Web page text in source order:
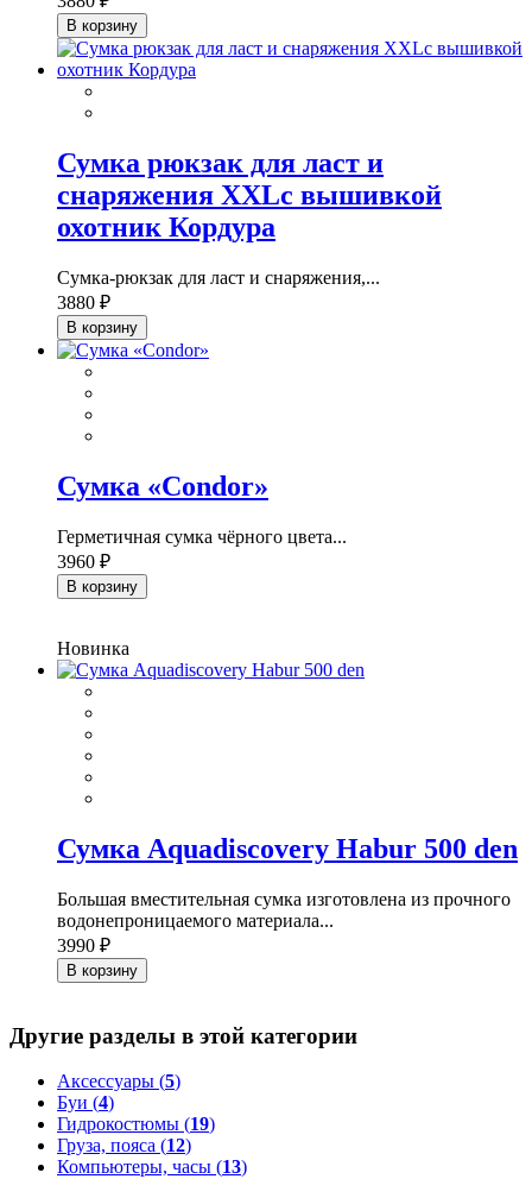
В корзину
Сумка рюкзак для ласт и
снаряжения ХXLс вышивкой
охотник Кордура
Сумка-рюкзак для ласт и снаряжения,...
3880 ₽
В корзину
Сумка «Condor»
Герметичная сумка чёрного цвета...
3960 ₽
В корзину
Новинка
Сумка Aquadiscovery Habur 500 den
Большая вместительная сумка изготовлена из прочного
водонепроницаемого материала...
3990 ₽
В корзину
Другие разделы в этой категории
Аксессуары (5)
Буи (4)
Гидрокостюмы (19)
Груза, пояса (12)
Компьютеры, часы (13)